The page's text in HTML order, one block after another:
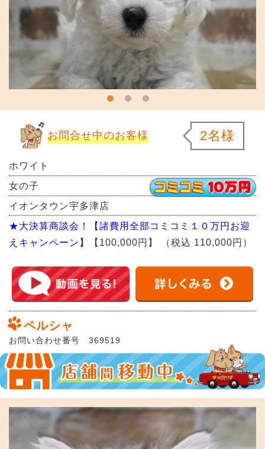
お問合せ中のお客様 2名様
ホワイト
女の子
イオンタウン宇多津店
★大決算商談会！【諸費用全部コミコミ１０万円お迎
えキャンペーン】
【100,000円】 （税込 110,000円）
ペルシャ
お問い合わせ番号 369519